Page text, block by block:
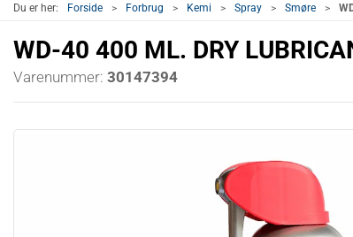
Du er her: Forside Forbrug Kemi Spray Smøre
WD-40 400 ML. DRY
Varenummer: 30147394